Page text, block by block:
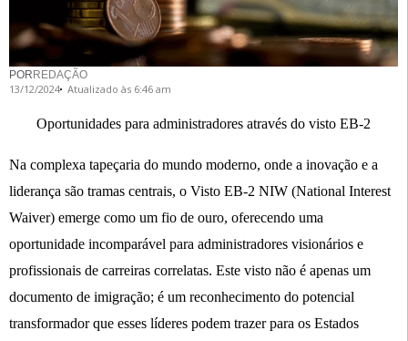
POR REDAÇÃO
13/12/2024 Atualizado às 6:46 am
Oportunidades para administradores através do visto EB-2
Na complexa tapeçaria do mundo moderno, onde a inovação e a
liderança são tramas centrais, o Visto EB-2 NIW (National Interest
Waiver) emerge como um fio de ouro, oferecendo uma
oportunidade incomparável para administradores visionários e
profissionais de carreiras correlatas. Este visto não é apenas um
documento de imigração; é um reconhecimento do potencial
transformador que esses líderes podem trazer para os Estados